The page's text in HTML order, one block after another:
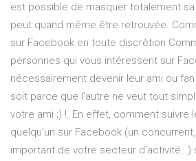
est possible de masquer totalement
peut quand même être retrouvée.
sur Facebook en toute discrètion
personnes qui vous intéressent sur
nécessairement devenir leur ami ou
soit parce que l’autre ne veut tout
votre ami ;) !. En effet, comment suivre
quelqu’un sur Facebook (un
important de votre secteur d’activité…)